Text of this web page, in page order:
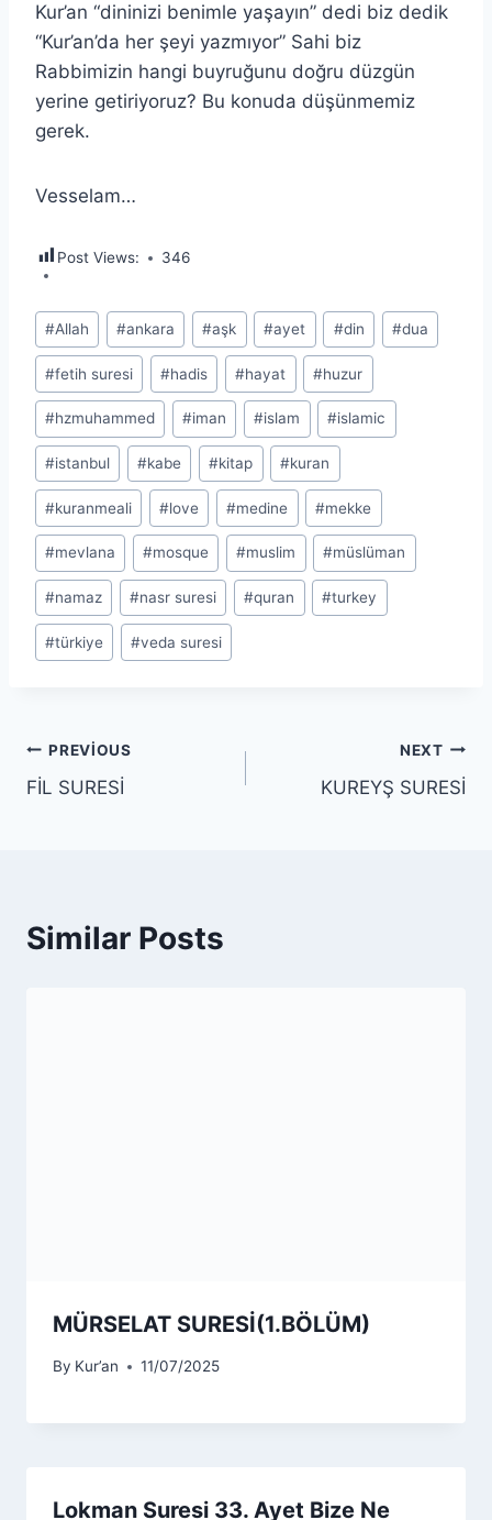
Kur’an “dininizi benimle yaşayın” dedi biz dedik
“Kur’an’da her şeyi yazmıyor” Sahi biz
Rabbimizin hangi buyruğunu doğru düzgün
yerine getiriyoruz? Bu konuda düşünmemiz
gerek.
Vesselam…
Post Views: 346
Post
Tags:
#Allah #ankara #aşk #ayet #din #dua
#fetih suresi #hadis #hayat #huzur
#hzmuhammed #iman #islam #islamic
#istanbul #kabe #kitap #kuran
#kuranmeali #love #medine #mekke
#mevlana #mosque #muslim #müslüman
#namaz #nasr suresi #quran #turkey
#türkiye #veda suresi
Yazı
gezinmesi
PREVIOUS
FİL SURESİ
NEXT
KUREYŞ SURESİ
Similar Posts
MÜRSELAT SURESİ(1.BÖLÜM)
By Kur’an 11/07/2025
Lokman Suresi 33. Ayet Bize Ne